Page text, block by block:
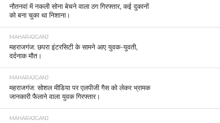
नौतनवां में नकली सोना बेचने वाला ठग गिरफ्तार, कई दुकानों
को बना चुका था निशाना।
MAHARAJGANJ
महराजगंज: छपरा इंटरसिटी के सामने आए युवक-युवती,
दर्दनाक मौत।
MAHARAJGANJ
महराजगंज: सोशल मीडिया पर एलपीजी गैस को लेकर भ्रामक
जानकारी फैलाने वाला युवक गिरफ्तार।
MAHARAJGANJ